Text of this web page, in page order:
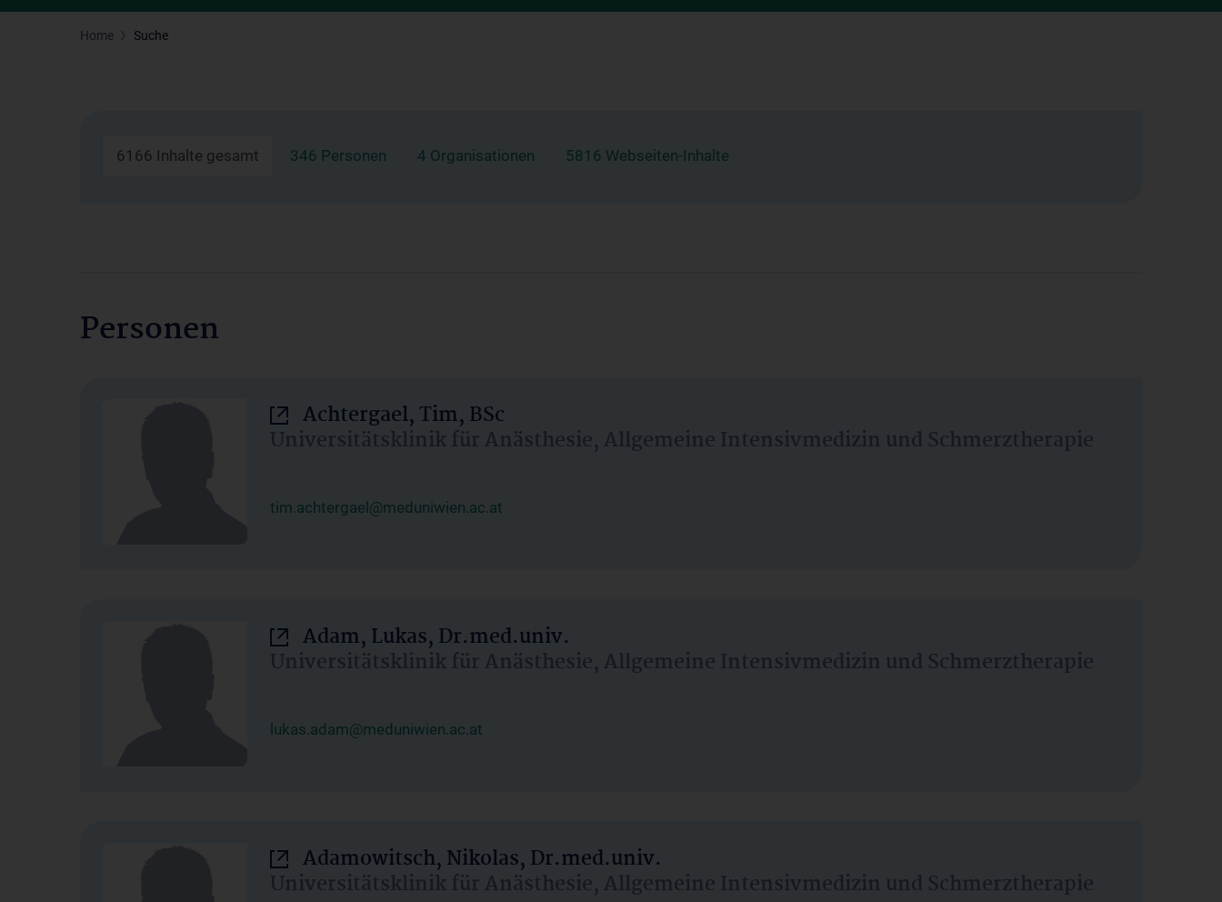
Home Suche
6166 Inhalte gesamt 346 Personen 4 Organisationen 5816 Webseiten-Inhalte
Personen
Achtergael, Tim, BSc
Universitätsklinik für Anästhesie, Allgemeine Intensivmedizin und Schmerztherapie
tim.achtergael@meduniwien.ac.at
Adam, Lukas, Dr.med.univ.
Universitätsklinik für Anästhesie, Allgemeine Intensivmedizin und Schmerztherapie
lukas.adam@meduniwien.ac.at
Adamowitsch, Nikolas, Dr.med.univ.
Universitätsklinik für Anästhesie, Allgemeine Intensivmedizin und Schmerztherapie